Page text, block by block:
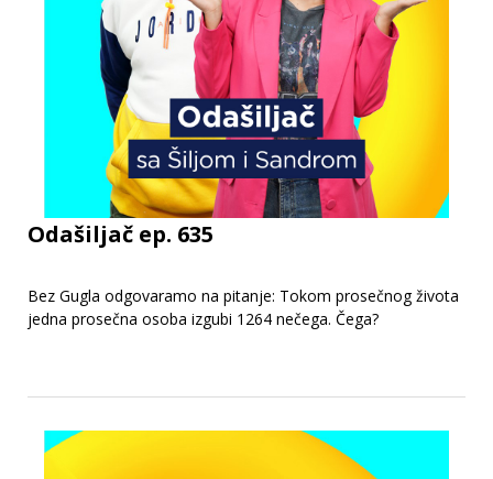
Odašiljač ep. 635
Bez Gugla odgovaramo na pitanje: Tokom prosečnog života
jedna prosečna osoba izgubi 1264 nečega. Čega?